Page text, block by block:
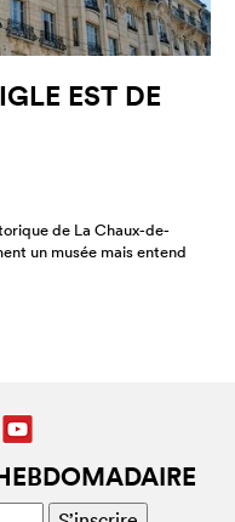
EST DE
de La Chaux-de-
un musée mais entend